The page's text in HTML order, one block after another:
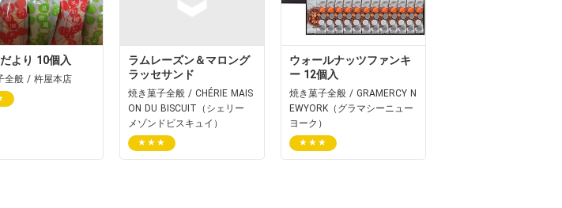
より 10個入
全般 / 杵屋本店
ラムレーズン＆マロング
ラッセサンド
焼き菓子全般 / CHÉRIE MAIS
ON DU BISCUIT（シェリー
メゾンドビスキュイ）
★★★
ウォールナッツファンキ
ー 12個入
焼き菓子全般 / GRAMERCY N
EWYORK（グラマシーニュー
ヨーク）
★★★